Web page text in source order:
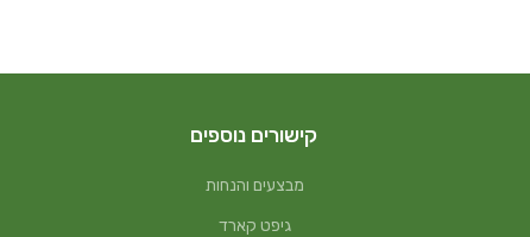
קישורים נוספים
מבצעים והנחות
גיפט קארד